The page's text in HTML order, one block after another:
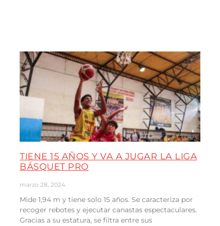
TIENE 15 AÑOS Y VA A JUGAR LA LIGA
BÁSQUET PRO
marzo 28, 2024
Mide 1,94 m y tiene solo 15 años. Se caracteriza por
recoger rebotes y ejecutar canastas espectaculares.
Gracias a su estatura, se filtra entre sus